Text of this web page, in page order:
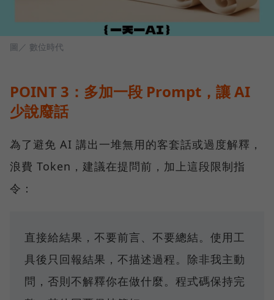
圖／ 數位時代
POINT 3：多加一段 Prompt，讓 AI
少說廢話
為了避免 AI 講出一堆無用的客套話或過度解釋，
浪費 Token，建議在提問前，加上這段限制指
令：
直接給結果，不要前言、不要總結。使用工
具後只回報結果，不描述過程。除非我主動
問，否則不解釋你在做什麼。程式碼保持完